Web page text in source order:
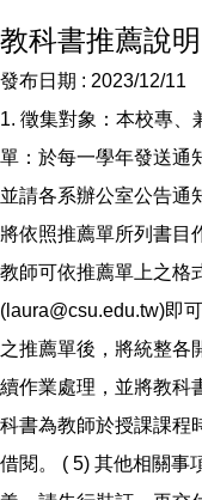
教科書推薦說明
發布日期 : 2023/12/11
1. 徵集對象：本校專、
單：於每一學年發送通
並請各系辦公室公告通
將依照推薦單所列書目
教師可依推薦單上之格
(laura@csu.edu.tw)即
之推薦單後，將統整各
續作業處理，並將教科
科書為教師於授課課程
借閱。 ( 5) 其他相關事